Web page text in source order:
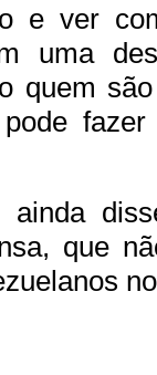
e ver
uma
quem
que